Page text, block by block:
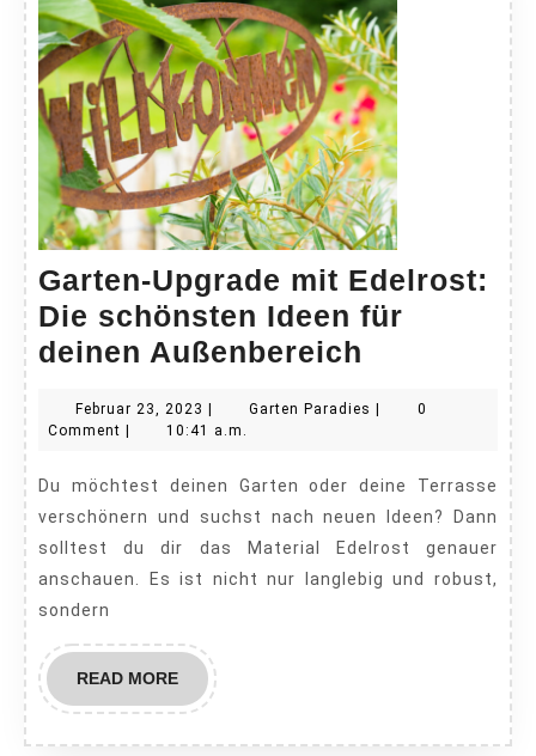
Garten-Upgrade mit Edelrost:
Die schönsten Ideen für
deinen Außenbereich
mit
Die
schönsten
Ideen
Februar 23, 2023 Februar
23,
Garten Paradies Garten0
Comment
10:41 a.m.
Du möchtest deinen Garten oder deine Terrasse
verschönern und suchst nach neuen Ideen? Dann
solltest du dir das Material Edelrost genauer
anschauen. Es ist nicht nur langlebig und robust,
sondern
READ MOREREAD
MORE